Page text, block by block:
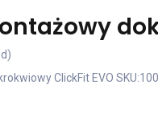
ClickFit EVO